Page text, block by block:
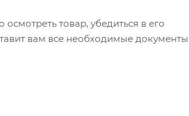
товар, убедиться в его
вам все необходимые